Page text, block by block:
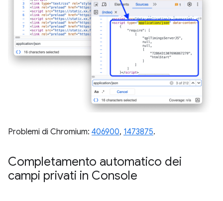
Problemi di Chromium: 406900, 1473875.
Completamento automatico dei
campi privati in Console